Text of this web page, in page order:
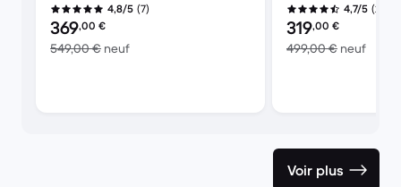
4,8/5 (7)
Prix reconditionné :
369,00 €
549,00 € neufcontre 549,00 € neuf
4,7/5 (244)
Prix reconditionné :
319,00 €
499,00 € neuf
Voir plus